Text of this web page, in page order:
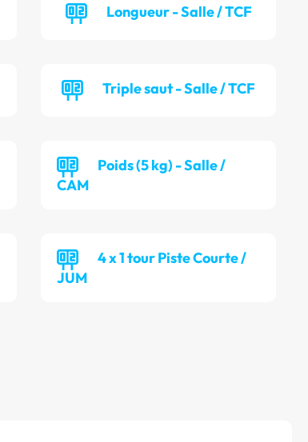
Longueur - Salle / TCF
Triple saut - Salle / TCF
Poids (5 kg) - Salle /
CAM
4 x 1 tour Piste Courte /
JUM